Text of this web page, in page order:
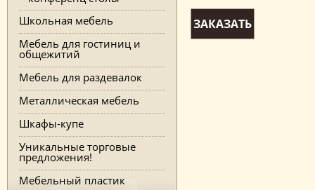
Школьная мебель
Мебель для гостиниц и
общежитий
Мебель для раздевалок
Металлическая мебель
Шкафы-купе
Уникальные торговые
предложения!
Мебельный пластик
ЗАКАЗАТЬ